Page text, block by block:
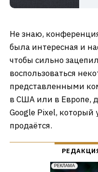
Не знаю,
была интересная и
чтобы сильно
воспользоваться
представленными
в США или в Европе,
Google Pixel,
продаётся.